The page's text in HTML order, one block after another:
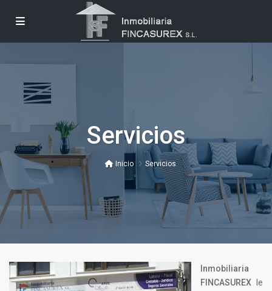
Servicios
Inicio Servicios
Inmobiliaria
FINCASUREX le